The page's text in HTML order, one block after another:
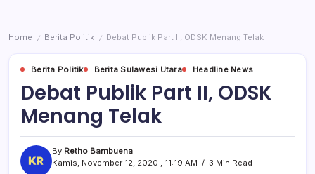
Home / Berita Politik / Debat Publik Part II, ODSK Menang Telak
Berita Politik Berita Sulawesi Utara Headline News
Debat Publik Part II, ODSK
Menang Telak
By Retho Bambuena
Kamis, November 12, 2020 , 11:19 AM
3 Min Read